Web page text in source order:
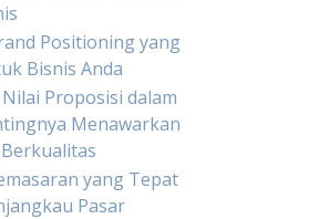
Positioning yang
Bisnis Anda
Proposisi dalam
Menawarkan
yang Tepat
Pasar